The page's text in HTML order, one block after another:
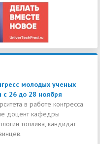
молодых ученых
с 26 до 28 ноября
в работе конгресса
доцент кафедры
топлива, кандидат